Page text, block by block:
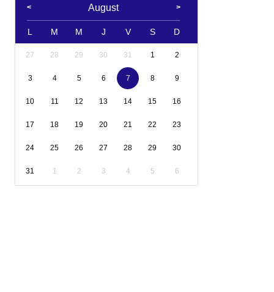
August
L M M J V S D
27 28 29 30 31 1 2
3 4 5 6 7 8 9
10 11 12 13 14 15 16
17 18 19 20 21 22 23
24 25 26 27 28 29 30
31 1 2 3 4 5 6